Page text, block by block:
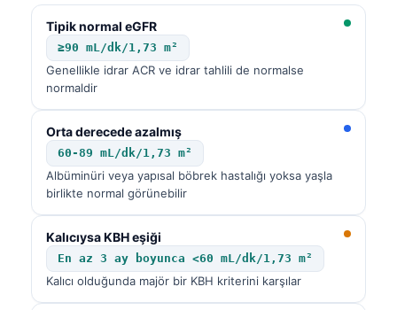
Tipik normal eGFR
≥90 mL/dk/1,73 m²
Genellikle idrar ACR ve idrar tahlili de normalse
normaldir
Orta derecede azalmış
60-89 mL/dk/1,73 m²
Albüminüri veya yapısal böbrek hastalığı yoksa yaşla
birlikte normal görünebilir
Kalıcıysa KBH eşiği
En az 3 ay boyunca <60 mL/dk/1,73 m²
Kalıcı olduğunda majör bir KBH kriterini karşılar
Français
עִבְרִית
Italiano
Español
Português
Ελληνικά
Română
简体中文
فارسی
Български
Dansk